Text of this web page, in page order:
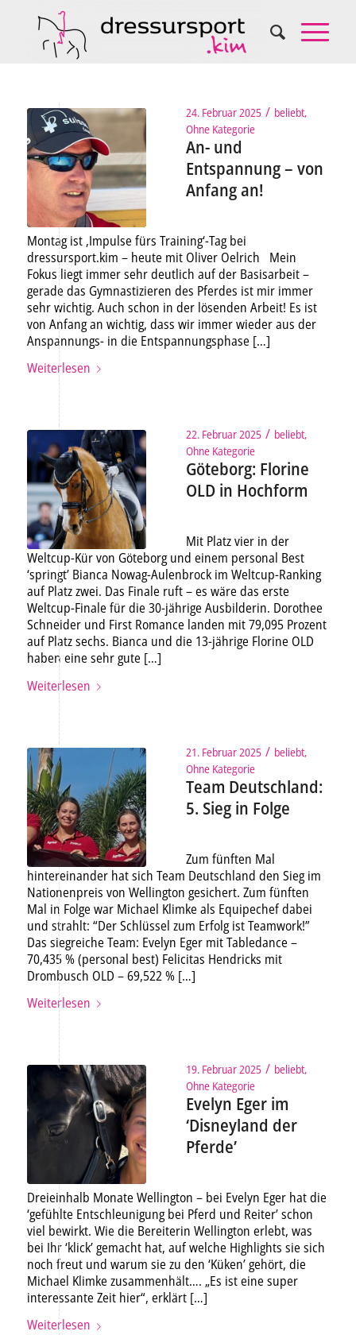
24. Februar 2025 / beliebt,
Ohne Kategorie
An- und
Entspannung – von
Anfang an!
Montag ist ‚Impulse fürs Training‘-Tag bei
dressursport.kim – heute mit Oliver Oelrich Mein
Fokus liegt immer sehr deutlich auf der Basisarbeit –
gerade das Gymnastizieren des Pferdes ist mir immer
sehr wichtig. Auch schon in der lösenden Arbeit! Es ist
von Anfang an wichtig, dass wir immer wieder aus der
Anspannungs- in die Entspannungsphase […]
Weiterlesen
22. Februar 2025 / beliebt,
Ohne Kategorie
Göteborg: Florine
OLD in Hochform
Mit Platz vier in der
Weltcup-Kür von Göteborg und einem personal Best
‘springt’ Bianca Nowag-Aulenbrock im Weltcup-Ranking
auf Platz zwei. Das Finale ruft – es wäre das erste
Weltcup-Finale für die 30-jährige Ausbilderin. Dorothee
Schneider und First Romance landen mit 79,095 Prozent
auf Platz sechs. Bianca und die 13-jährige Florine OLD
haben eine sehr gute […]
Weiterlesen
21. Februar 2025 / beliebt,
Ohne Kategorie
Team Deutschland:
5. Sieg in Folge
Zum fünften Mal
hintereinander hat sich Team Deutschland den Sieg im
Nationenpreis von Wellington gesichert. Zum fünften
Mal in Folge war Michael Klimke als Equipechef dabei
und strahlt: “Der Schlüssel zum Erfolg ist Teamwork!”
Das siegreiche Team: Evelyn Eger mit Tabledance –
70,435 % (personal best) Felicitas Hendricks mit
Drombusch OLD – 69,522 % […]
Weiterlesen
19. Februar 2025 / beliebt,
Ohne Kategorie
Evelyn Eger im
‘Disneyland der
Pferde’
Dreieinhalb Monate Wellington – bei Evelyn Eger hat die
‘gefühlte Entschleunigung bei Pferd und Reiter’ schon
viel bewirkt. Wie die Bereiterin Wellington erlebt, was
bei Ihr ‘klick’ gemacht hat, auf welche Highlights sie sich
noch freut und warum sie zu den ‘Küken’ gehört, die
Michael Klimke zusammenhält…. „Es ist eine super
interessante Zeit hier“, erklärt […]
Weiterlesen